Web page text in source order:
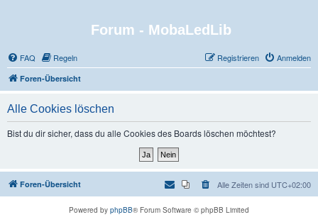
Forum - MobaLedLib
FAQ Regeln Anmelden
Registrieren
Foren-Übersicht
Alle Cookies löschen
Bist du dir sicher, dass du alle Cookies des Boards löschen möchtest?
Foren-Übersicht Alle Zeiten sind UTC+02:00
Powered by phpBB® Forum Software © phpBB Limited